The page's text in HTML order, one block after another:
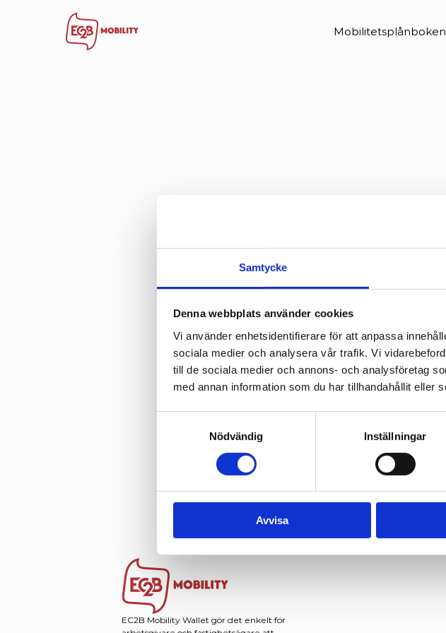
Samtycke
Denna webbplats använder cookies
Vi använder enhetsidentifierare för att anpassa
sociala medier och analysera vår trafik. Vi
till de sociala medier och annons- och analysföretag
med annan information som du har tillhandahållit eller
Nödvändig
Inställningar
Avvisa
Mobilitetsplånboken
Xplorion
Xplorion, på Brunnshög i Lund,
Byggindustrin. Boende i
cykelpool och bilpool. Läs mer på
< Föregående
EC2B Mobility Wallet gör det enkelt för